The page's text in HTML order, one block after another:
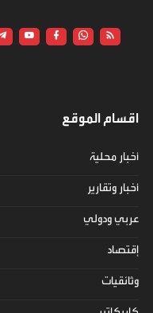
اقسام الموقع
أخبار محلية
أخبار وتقارير
عربي ودولي
إقتصاد
وثائقيات